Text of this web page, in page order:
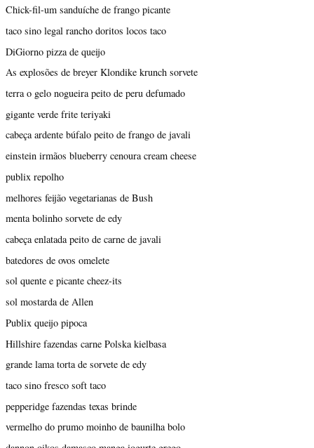
Chick-fil-um sanduíche de frango picante
taco sino legal rancho doritos locos taco
DiGiorno pizza de queijo
As explosões de breyer Klondike krunch sorvete
terra o gelo nogueira peito de peru defumado
gigante verde frite teriyaki
cabeça ardente búfalo peito de frango de javali
einstein irmãos blueberry cenoura cream cheese
publix repolho
melhores feijão vegetarianas de Bush
menta bolinho sorvete de edy
cabeça enlatada peito de carne de javali
batedores de ovos omelete
sol quente e picante cheez-its
sol mostarda de Allen
Publix queijo pipoca
Hillshire fazendas carne Polska kielbasa
grande lama torta de sorvete de edy
taco sino fresco soft taco
pepperidge fazendas texas brinde
vermelho do prumo moinho de baunilha bolo